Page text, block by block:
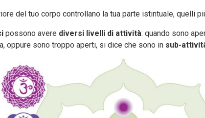
del tuo corpo controllano la tua parte istintuale, quelli
possono avere diversi livelli di attività: quando sono
oppure sono troppo aperti, si dice che sono in sub-